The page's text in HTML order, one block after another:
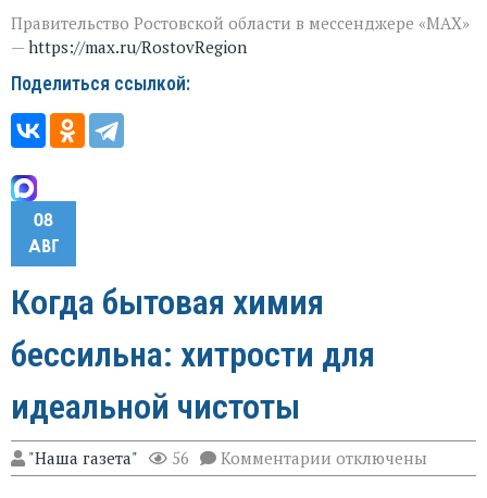
Правительство Ростовской области в мессенджере «MAX»
— https://max.ru/RostovRegion
Поделиться ссылкой:
08
АВГ
Когда бытовая химия
бессильна: хитрости для
идеальной чистоты
"Наша газета" 56 Комментарии к
записи
отключены